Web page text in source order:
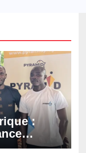
:
Pyramid